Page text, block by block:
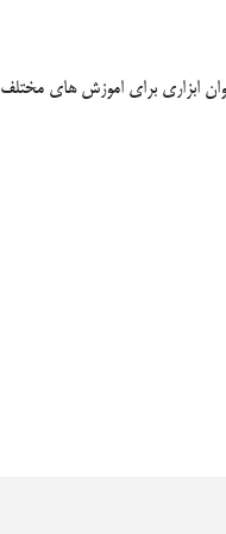
برای اموزش های مختلف